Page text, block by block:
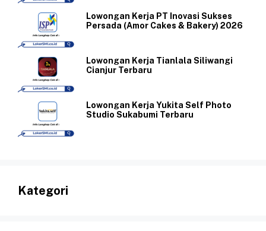
Lowongan Kerja PT Inovasi Sukses
Persada (Amor Cakes & Bakery) 2026
Lowongan Kerja Tianlala Siliwangi
Cianjur Terbaru
Lowongan Kerja Yukita Self Photo
Studio Sukabumi Terbaru
Kategori